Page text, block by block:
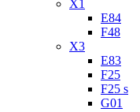
X1
E84
F48
X3
E83
F25
F25 s
G01